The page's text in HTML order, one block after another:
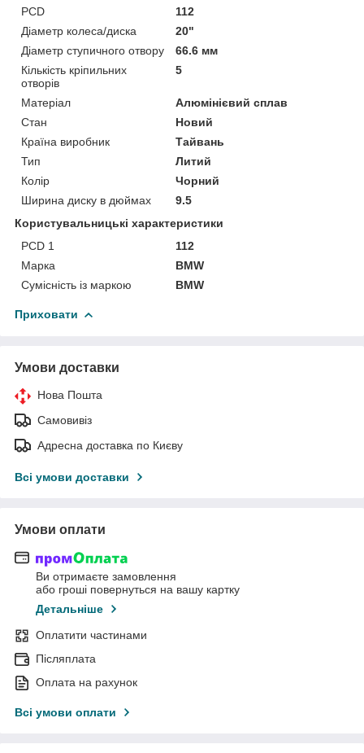
PCD
112
Діаметр колеса/диска
20"
Діаметр ступичного отвору
66.6 мм
Кількість кріпильних
отворів
5
Матеріал
Алюмінієвий сплав
Стан
Новий
Країна виробник
Тайвань
Тип
Литий
Колір
Чорний
Ширина диску в дюймах
9.5
Користувальницькі характеристики
PCD 1
112
Марка
BMW
Сумісність із маркою
BMW
Приховати
Умови доставки
Нова Пошта
Самовивіз
Адресна доставка по Києву
Всі умови доставки
Умови оплати
Ви отримаєте замовлення
або гроші повернуться на вашу картку
Детальніше
Оплатити частинами
Післяплата
Оплата на рахунок
Всі умови оплати